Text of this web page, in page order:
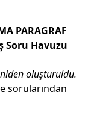
PARAGRAF
Soru Havuzu
oluşturuldu.
sorularından